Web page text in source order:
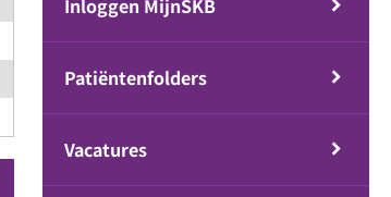
Inloggen MijnSKB
Patiëntenfolders
Vacatures